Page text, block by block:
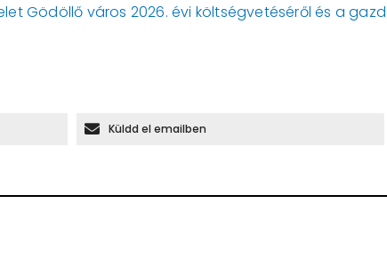
Gödöllő város 2026. évi költségvetéséről és a
Küldd el emailben